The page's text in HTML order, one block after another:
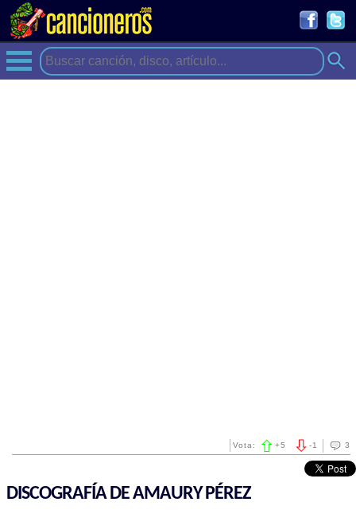
3
-1
Vota: +5
DISCOGRAFÍA DE AMAURY PÉREZ